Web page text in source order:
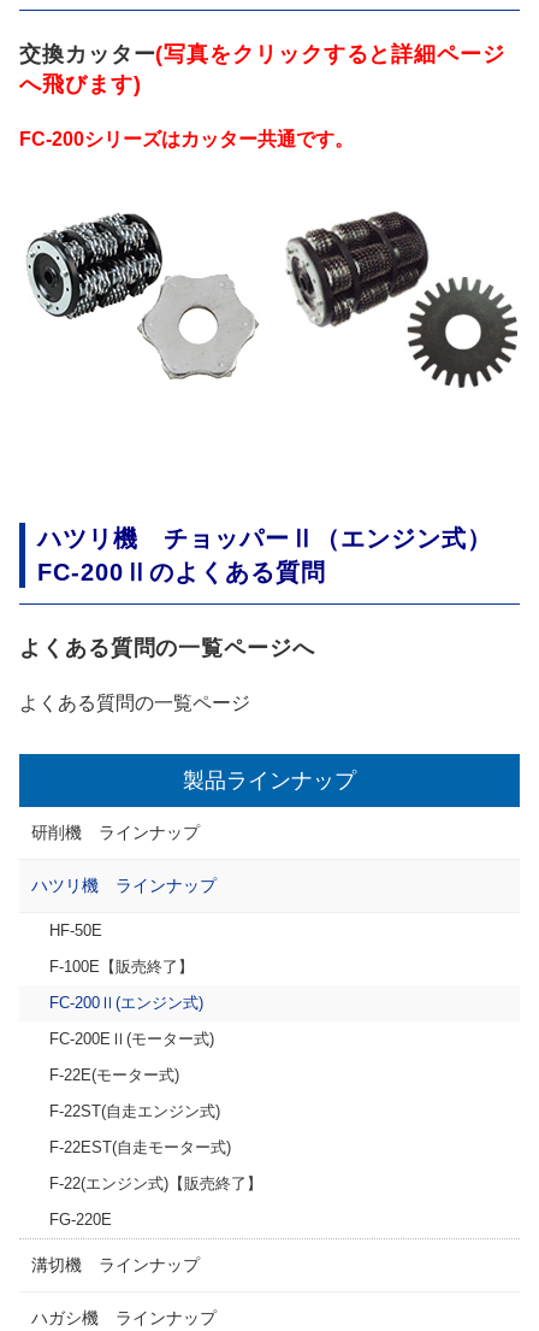
交換カッター(写真をクリックすると詳細ページ
へ飛びます)
FC-200シリーズはカッター共通です。
ハツリ機 チョッパーⅡ（エンジン式）
FC-200Ⅱのよくある質問
よくある質問の一覧ページへ
よくある質問の一覧ページ
製品ラインナップ
研削機 ラインナップ
ハツリ機 ラインナップ
HF-50E
F-100E【販売終了】
FC-200Ⅱ(エンジン式)
FC-200EⅡ(モーター式)
F-22E(モーター式)
F-22ST(自走エンジン式)
F-22EST(自走モーター式)
F-22(エンジン式)【販売終了】
FG-220E
溝切機 ラインナップ
ハガシ機 ラインナップ